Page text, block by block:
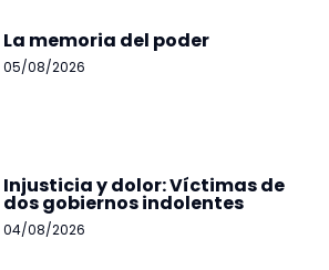
La memoria del poder
05/08/2026
Injusticia y dolor: Víctimas de
dos gobiernos indolentes
04/08/2026